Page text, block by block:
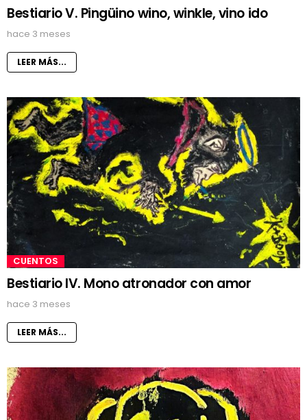
Bestiario V. Pingüino wino, winkle, vino ido
hace 3 meses
LEER MÁS...
CUENTOS
Bestiario IV. Mono atronador con amor
hace 3 meses
LEER MÁS...